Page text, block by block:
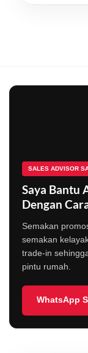
SALES ADVISOR
Saya Bantu
Dengan
Semakan
semakan
trade-in
pintu rumah.
WhatsApp